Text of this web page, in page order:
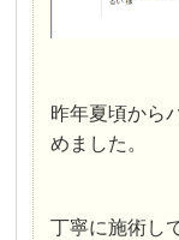
昨年夏頃から
めました。
丁寧に施術し